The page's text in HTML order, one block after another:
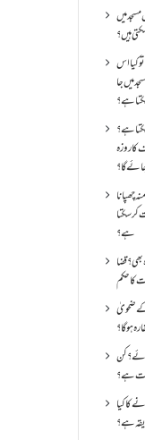
میں
ہیں؟
کیا اس
میں جا
ہے؟
ہے؟
روزہ
گا؟
چھپانا
سکتا
ہے؟
قضا
کا حکم
ضحویٰ
ہو گا؟
کن
ہے؟
کا کیا
ہے؟